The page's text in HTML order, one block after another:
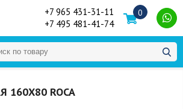
+7 965 431-31-11
+7 495 481-41-74
0
160Х80 ROCA